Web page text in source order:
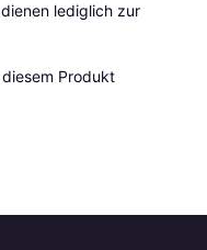
lediglich zur
Produkt